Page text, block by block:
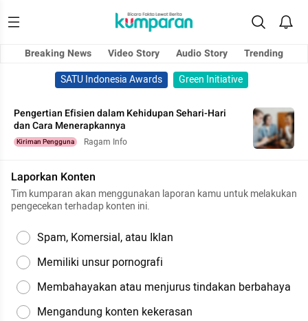
Breaking News Video Story Audio Story
Trending
SATU Indonesia Awards
Green Initiative
Pengertian Efisien dalam Kehidupan Sehari-Hari
dan Cara Menerapkannya
Kiriman Pengguna Ragam Info
Laporkan Konten
Tim kumparan akan menggunakan laporan kamu untuk melakukan
pengecekan terhadap konten ini.
Spam, Komersial, atau Iklan
Memiliki unsur pornografi
Membahayakan atau menjurus tindakan berbahaya
Mengandung konten kekerasan